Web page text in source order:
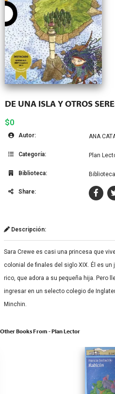
DE UNA ISLA Y OTROS
$0
Autor: ANA
Categoría: Plan
Biblioteca:
Share:
Descripción:
Sara Crewe es casi una princesa que
colonial de finales del siglo XIX. Él es
rico, que adora a su pequeña hija. Pero
ingresar en un selecto colegio de
Minchin.
Other Books From - Plan Lector